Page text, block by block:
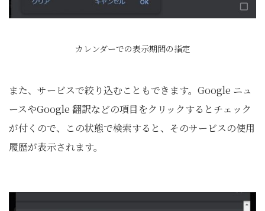
カレンダーでの表示期間の指定
また、サービスで絞り込むこともできます。Google ニュ
ースやGoogle 翻訳などの項目をクリックするとチェック
が付くので、この状態で検索すると、そのサービスの使用
履歴が表示されます。